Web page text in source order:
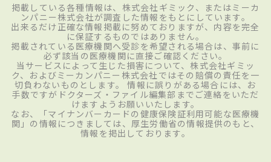
掲載している各種情報は、株式会社ギミック、またはミーカ
ンパニー株式会社が調査した情報をもとにしています。
出来るだけ正確な情報掲載に努めておりますが、内容を完全
に保証するものではありません。
掲載されている医療機関へ受診を希望される場合は、事前に
必ず該当の医療機関に直接ご確認ください。
当サービスによって生じた損害について、株式会社ギミッ
ク、およびミーカンパニー株式会社ではその賠償の責任を一
切負わないものとします。 情報に誤りがある場合には、お
手数ですがドクターズ・ファイル編集部までご連絡をいただ
けますようお願いいたします。
なお、「マイナンバーカードの健康保険証利用可能な医療機
関」の情報につきましては、厚生労働省の情報提供のもと、
情報を掲出しております。